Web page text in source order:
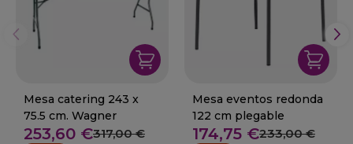
Mesa catering 243 x
75.5 cm. Wagner
253,60 €317,00 €
Mesa eventos redonda
122 cm plegable
174,75 €233,00 €